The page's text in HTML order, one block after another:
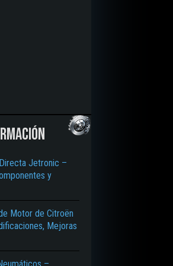
Jetronic –
y
Motor de Citroën
Mejoras